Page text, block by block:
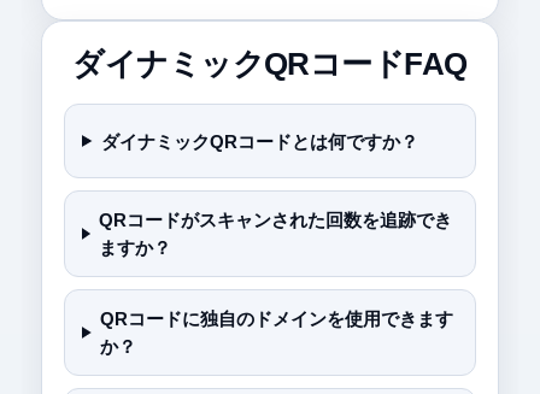
ダイナミックQRコードFAQ
ダイナミックQRコードとは何ですか？
QRコードがスキャンされた回数を追跡でき
ますか？
QRコードに独自のドメインを使用できます
か？